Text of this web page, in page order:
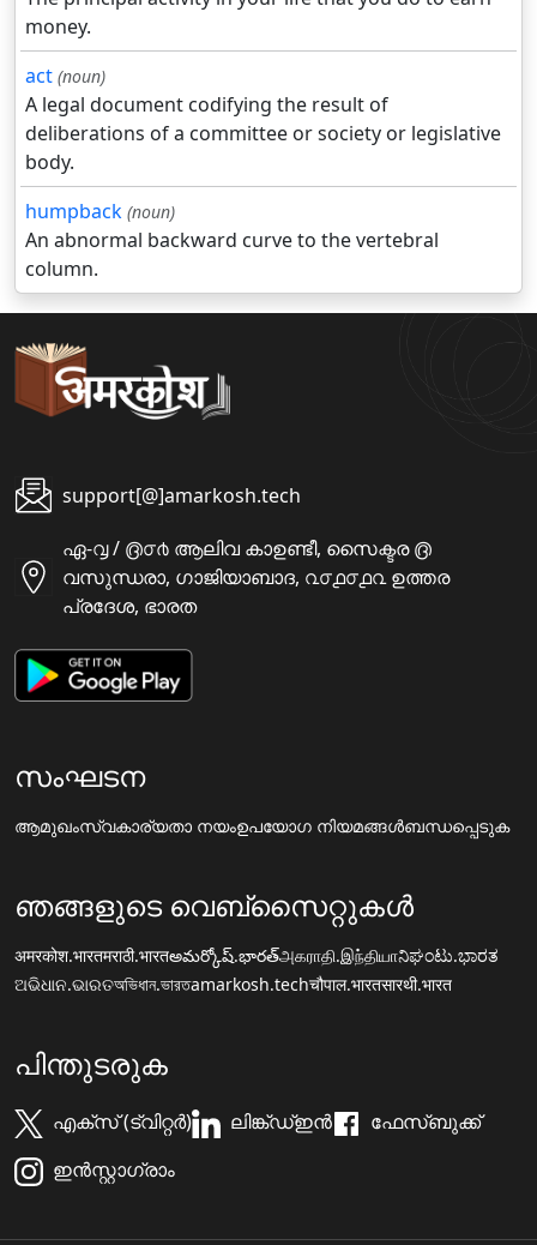
money.
act (noun)
A legal document codifying the result of
deliberations of a committee or society or legislative
body.
humpback (noun)
An abnormal backward curve to the vertebral
column.
support[@]amarkosh.tech
ഏ-൮ / ൫൦൪ ആലിവ കാഉണ്ടീ, സൈക്ടര ൫
വസുന്ധരാ, ഗാജിയാബാദ, ൨൦൧൦൧൨ ഉത്തര
പ്രദേശ, ഭാരത
സംഘടന
ആമുഖംസ്വകാര്യതാ നയംഉപയോഗ നിയമങ്ങൾബന്ധപ്പെടുക
ഞങ്ങളുടെ വെബ്സൈറ്റുകൾ
अमरकोश.भारतमराठी.भारतఅమర్కోష్.భారత్அகராதி.இந்தியாನಿಘಂಟು.ಭಾರತ
ଅଭିଧାନ.ଭାରତঅভিধান.ভারতamarkosh.techचौपाल.भारतसारथी.भारत
പിന്തുടരുക
എക്സ് (ട്വിറ്റർ) ലിങ്ക്ഡ്ഇൻ
ഫേസ്ബുക്ക്
ഇൻസ്റ്റാഗ്രാം